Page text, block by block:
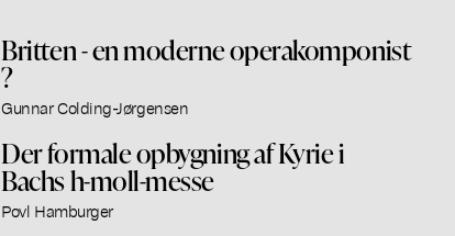
Britten - en moderne operakomponist
?
Gunnar Colding-Jørgensen
Der formale opbygning af Kyrie i
Bachs h-moll-messe
Povl Hamburger